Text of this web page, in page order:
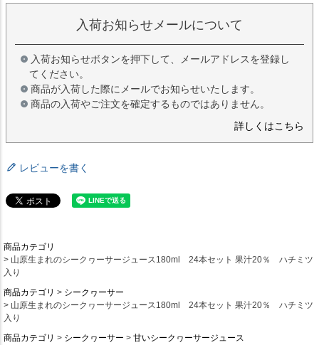
入荷お知らせメールについて
入荷お知らせボタンを押下して、メールアドレスを登録し
てください。
商品が入荷した際にメールでお知らせいたします。
商品の入荷やご注文を確定するものではありません。
詳しくはこちら
レビューを書く
商品カテゴリ
山原生まれのシークヮーサージュース180ml 24本セット 果汁20％ ハチミツ
入り
商品カテゴリ
シークヮーサー
山原生まれのシークヮーサージュース180ml 24本セット 果汁20％ ハチミツ
入り
商品カテゴリ
シークヮーサー
甘いシークヮーサージュース